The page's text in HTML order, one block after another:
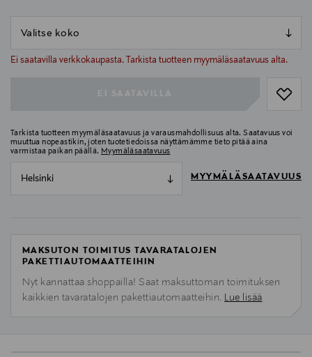
Ei saatavilla verkkokaupasta. Tarkista tuotteen myymäläsaatavuus alta.
null
Tarkista tuotteen myymäläsaatavuus ja varausmahdollisuus alta. Saatavuus voi
muuttua nopeastikin, joten tuotetiedoissa näyttämämme tieto pitää aina
varmistaa paikan päällä. Myymäläsaatavuus
Helsinki MYYMÄLÄSAATAVUUS
MAKSUTON TOIMITUS TAVARATALOJEN
PAKETTIAUTOMAATTEIHIN
Nyt kannattaa shoppailla! Saat maksuttoman toimituksen
kaikkien tavaratalojen pakettiautomaatteihin. Lue lisää